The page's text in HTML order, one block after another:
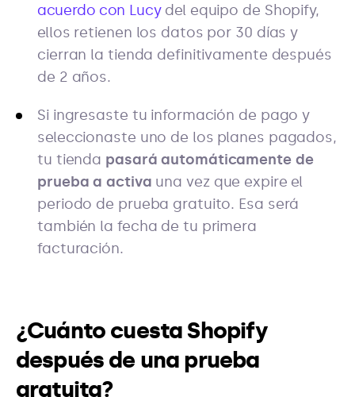
acuerdo con Lucydel equipo de Shopify,
ellos retienen los datos por 30 días y
cierran la tienda definitivamente después
de 2 años.
Si ingresaste tu información de pago y
seleccionaste uno de los planes pagados,
tu tienda pasará automáticamente de
prueba a activa una vez que expire el
periodo de prueba gratuito. Esa será
también la fecha de tu primera
facturación.
¿Cuánto cuesta Shopify
después de una prueba
gratuita?